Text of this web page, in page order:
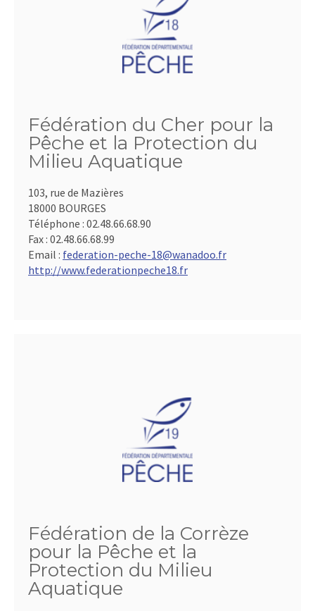
Fédération du Cher pour la
Pêche et la Protection du
Milieu Aquatique
103, rue de Mazières
18000 BOURGES
Téléphone : 02.48.66.68.90
Fax : 02.48.66.68.99
Email : federation-peche-18@wanadoo.fr
http://www.federationpeche18.fr
Fédération de la Corrèze
pour la Pêche et la
Protection du Milieu
Aquatique